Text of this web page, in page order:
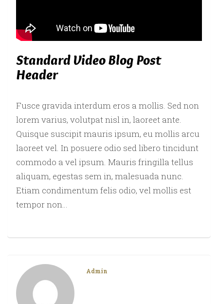
Standard Video Blog Post
Header
Fusce gravida interdum eros a mollis. Sed non
lorem varius, volutpat nisl in, laoreet ante.
Quisque suscipit mauris ipsum, eu mollis arcu
laoreet vel. In posuere odio sed libero tincidunt
commodo a vel ipsum. Mauris fringilla tellus
aliquam, egestas sem in, malesuada nunc.
Etiam condimentum felis odio, vel mollis est
tempor non…
Admin